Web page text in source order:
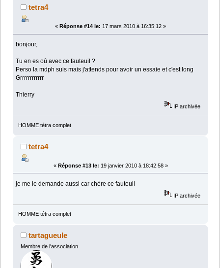
tetra4
« Réponse #14 le: 17 mars 2010 à 16:35:12 »
bonjour,
Tu en es où avec ce fauteuil ?
Perso la mdph suis mais j'attends pour avoir un essaie et c'est long
Grrrrrrrrrrrr
Thierry
IP archivée
HOMME tétra complet
tetra4
« Réponse #13 le: 19 janvier 2010 à 18:42:58 »
je me le demande aussi car chère ce fauteuil
IP archivée
HOMME tétra complet
tartagueule
Membre de l'association